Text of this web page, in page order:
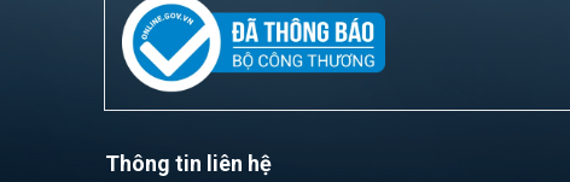
Thông tin liên hệ